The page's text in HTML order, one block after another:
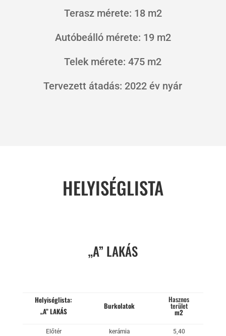
Terasz mérete: 18 m2
Autóbeálló mérete: 19 m2
Telek mérete: 475 m2
Tervezett átadás: 2022 év nyár
HELYISÉGLISTA
„A” LAKÁS
Helyiséglista:
„A” LAKÁS
Burkolatok
Hasznos
terület
m2
Előtér kerámia 5,40